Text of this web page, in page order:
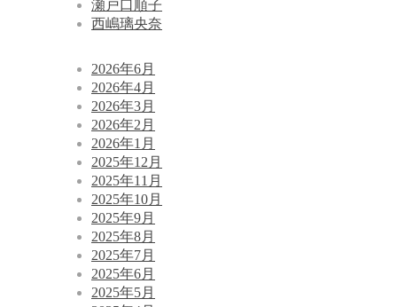
瀬戸口順子
西嶋璃央奈
2026年6月
2026年4月
2026年3月
2026年2月
2026年1月
2025年12月
2025年11月
2025年10月
2025年9月
2025年8月
2025年7月
2025年6月
2025年5月